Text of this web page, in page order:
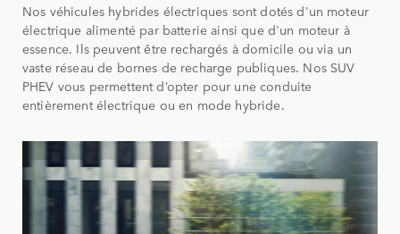
Nos véhicules hybrides électriques sont dotés d'un moteur
électrique alimenté par batterie ainsi que d'un moteur à
essence. Ils peuvent être rechargés à domicile ou via un
vaste réseau de bornes de recharge publiques. Nos SUV
PHEV vous permettent d’opter pour une conduite
entièrement électrique ou en mode hybride.